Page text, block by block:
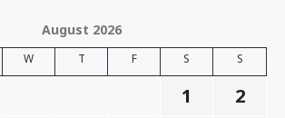
August 2026
W T F S S
1
2